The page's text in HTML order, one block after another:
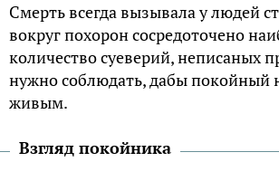
Смерть всегда вызывала у людей
вокруг похорон сосредоточено
количество суеверий, неписаных
нужно соблюдать, дабы покойный
живым.
Взгляд покойника